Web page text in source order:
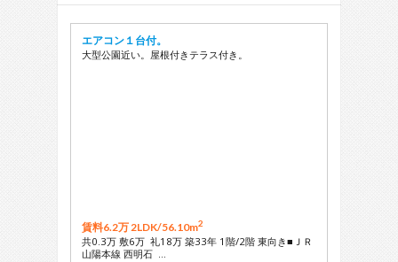
エアコン１台付。
大型公園近い。屋根付きテラス付き。
賃料6.2万 2LDK/56.10m2
共0.3万 敷6万 礼18万 築33年 1階/2階 東向き■ＪＲ
山陽本線 西明石 …